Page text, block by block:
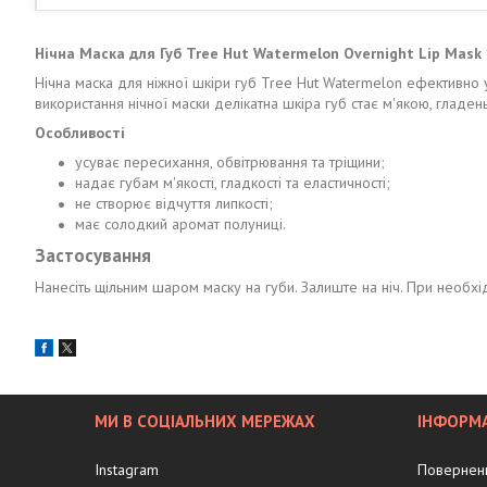
Нічна Маска для Губ Tree Hut Watermelon Overnight Lip Mask
Нічна маска для ніжної шкіри губ Tree Hut Watermelon ефективно
використання нічної маски делікатна шкіра губ стає м'якою,
Особливості
усуває пересихання, обвітрювання та тріщини;
надає губам м'якості, гладкості та еластичності;
не створює відчуття липкості;
має солодкий аромат полуниці.
Застосування
Нанесіть щільним шаром маску на губи. Залиште на ніч. При
МИ В СОЦІАЛЬНИХ МЕРЕЖАХ
Instagram